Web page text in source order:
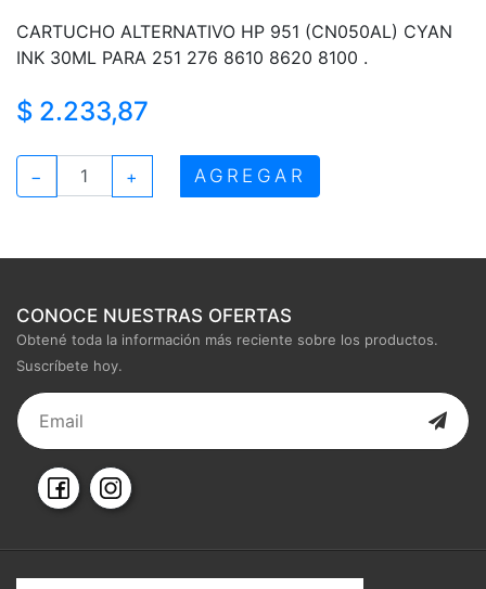
CARTUCHO ALTERNATIVO HP 951 (CN050AL) CYAN
INK 30ML PARA 251 276 8610 8620 8100 .
$ 2.233,87
− + AGREGAR
CONOCE NUESTRAS OFERTAS
Obtené toda la información más reciente sobre los productos.
Suscríbete hoy.